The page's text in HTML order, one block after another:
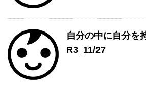
自分の中に自分を
R3_11/27